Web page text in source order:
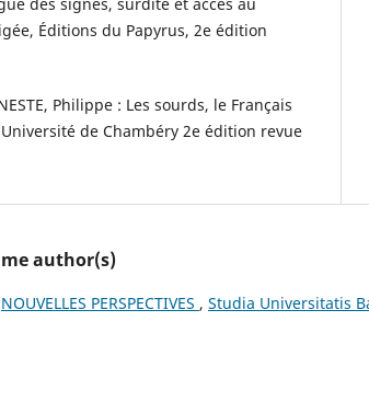
Éditions du Papyrus, 2e édition
Philippe : Les sourds, le Français
de Chambéry 2e édition revue
author(s)
NOUVELLES PERSPECTIVES , Studia Universitatis